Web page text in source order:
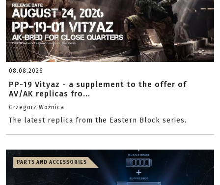
08.08.2026
PP-19 Vityaz - a supplement to the offer of
AV/AK replicas fro...
Grzegorz Woźnica
The latest replica from the Eastern Block series.
PARTS AND ACCESSORIES